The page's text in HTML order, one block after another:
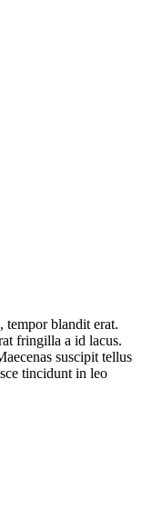
blandit erat.
fringilla a id lacus.
suscipit tellus
tincidunt in leo